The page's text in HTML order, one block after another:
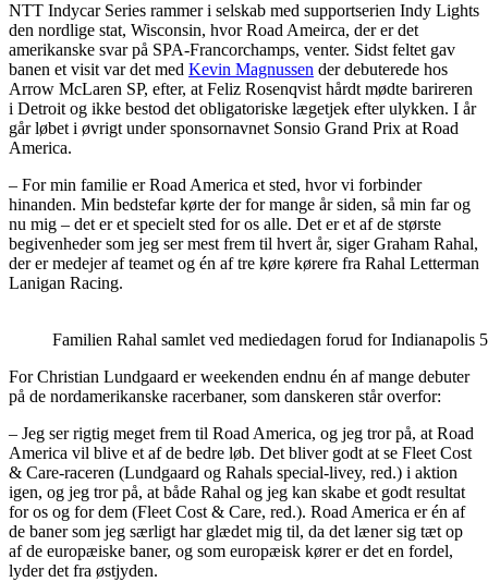
NTT Indycar Series rammer i selskab med supportserien Indy Lights
den nordlige stat, Wisconsin, hvor Road Ameirca, der er det
amerikanske svar på SPA-Francorchamps, venter. Sidst feltet gav
banen et visit var det med Kevin Magnussen der debuterede hos
Arrow McLaren SP, efter, at Feliz Rosenqvist hårdt mødte barireren
i Detroit og ikke bestod det obligatoriske lægetjek efter ulykken. I år
går løbet i øvrigt under sponsornavnet Sonsio Grand Prix at Road
America.
– For min familie er Road America et sted, hvor vi forbinder
hinanden. Min bedstefar kørte der for mange år siden, så min far og
nu mig – det er et specielt sted for os alle. Det er et af de største
begivenheder som jeg ser mest frem til hvert år, siger Graham Rahal,
der er medejer af teamet og én af tre køre kørere fra Rahal Letterman
Lanigan Racing.
Familien Rahal samlet ved mediedagen forud for Indianapolis
For Christian Lundgaard er weekenden endnu én af mange debuter
på de nordamerikanske racerbaner, som danskeren står overfor:
– Jeg ser rigtig meget frem til Road America, og jeg tror på, at Road
America vil blive et af de bedre løb. Det bliver godt at se Fleet Cost
& Care-raceren (Lundgaard og Rahals special-livey, red.) i aktion
igen, og jeg tror på, at både Rahal og jeg kan skabe et godt resultat
for os og for dem (Fleet Cost & Care, red.). Road America er én af
de baner som jeg særligt har glædet mig til, da det læner sig tæt op
af de europæiske baner, og som europæisk kører er det en fordel,
lyder det fra østjyden.